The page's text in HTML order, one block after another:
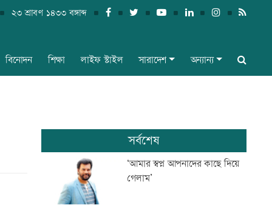
২৩ শ্রাবণ ১৪৩৩ বঙ্গাব্দ
বিনোদন শিক্ষা লাইফ স্টাইল সারাদেশ অন্যান্য
সর্বশেষ
‘আমার স্বপ্ন আপনাদের কাছে দিয়ে
গেলাম’